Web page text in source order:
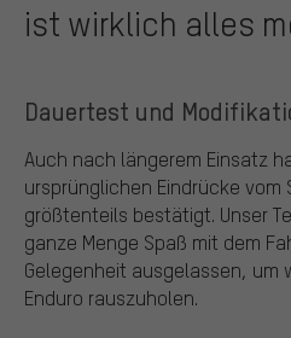
ist wirklich alles
Dauertest und
Auch nach längerem Einsatz
ursprünglichen Eindrücke vom
größtenteils bestätigt. Unser
ganze Menge Spaß mit dem
Gelegenheit ausgelassen, um
Enduro rauszuholen.